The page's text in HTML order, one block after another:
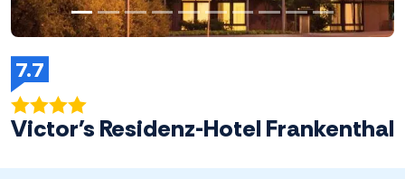
7.7
Victor's Residenz-Hotel Frankenthal